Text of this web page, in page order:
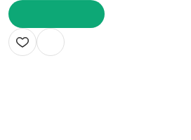
LISA OSTUKORVI